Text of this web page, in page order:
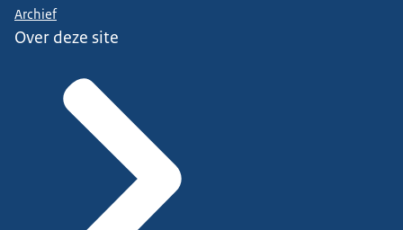
Archief
Over deze site